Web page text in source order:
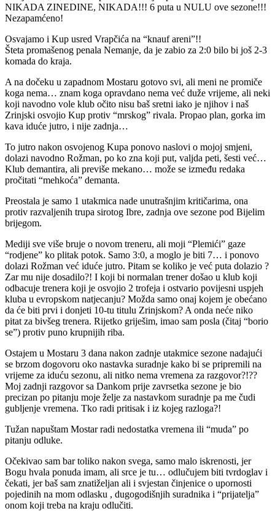
NIKADA ZINEDINE, NIKADA!!! 6 puta u NULU ove sezone!!!
Nezapamćeno!
Osvajamo i Kup usred Vrapčića na “knauf areni”!!
Šteta promašenog penala Nemanje, da je zabio za 2:0 bilo bi još 2-3
komada do kraja.
A na dočeku u zapadnom Mostaru gotovo svi, ali meni ne promiče
koga nema… znam koga opravdano nema već duže vrijeme, ali neki
koji navodno vole klub očito nisu baš sretni iako je njihov i naš
Zrinjski osvojio Kup protiv “mrskog” rivala. Propao plan, gorka im
kava iduće jutro, i nije zadnja…
To jutro nakon osvojenog Kupa ponovo naslovi o mojoj smjeni,
dolazi navodno Rožman, po ko zna koji put, valjda peti, šesti već…
Klub demantira, ali previše mekano… može se između redaka
pročitati “mehkoća” demanta.
Preostala je samo 1 utakmica nade unutrašnjim kritičarima, ona
protiv razvaljenih trupa sirotog Ibre, zadnja ove sezone pod Bijelim
brijegom.
Mediji sve više bruje o novom treneru, ali moji “Plemići” gaze
“rodjene” ko plitak potok. Samo 3:0, a moglo je biti 7… i ponovo
dolazi Rožman već iduće jutro. Pitam se koliko je već puta dolazio ?
Zar mu nije dosadilo?! I koji bi normalan trener došao u klub koji
odbacuje trenera koji je osvojio 2 trofeja i ostvario povijesni uspjeh
kluba u evropskom natjecanju? Možda samo onaj kojem je obećano
da će biti prvi i donjeti 10-tu titulu Zrinjskom? A onda neće niko
pitat za bivšeg trenera. Rijetko griješim, imao sam posla (čitaj “borio
se”) protiv puno krupnijih riba.
Ostajem u Mostaru 3 dana nakon zadnje utakmice sezone nadajući
se brzom dogovoru oko nastavka suradnje kako bi se pripremili na
vrijeme za iduću sezonu, ali nitko nema vremena za razgovor?!??
Moj zadnji razgovor sa Dankom prije zavrsetka sezone je bio
precizan po pitanju moje želje za nastavkom suradnje pa me čudi
gubljenje vremena. Tko radi pritisak i iz kojeg razloga?!
Tužan napuštam Mostar radi nedostatka vremena ili “muda” po
pitanju odluke.
Očekivao sam bar toliko nakon svega, samo malo iskrenosti, jer
Bogu hvala ponuda imam, ali srce je tu… odlučujem biti tvrdoglav i
čekati, jer baš sam znatiželjan ali i svjestan činjenice o upornosti
pojedinih na mom odlasku , dugogodišnjih suradnika i “prijatelja”
onom koji treba na kraju odlučiti.